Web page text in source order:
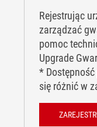
Rejestrując
zarządzać
pomoc
Upgrade
*
się różnić w